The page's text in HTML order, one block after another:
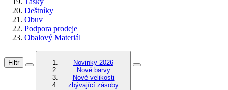
Deštníky
Obuv
Podpora prodeje
Obalový Materiál
Filtr
Novinky 2026
Nové barvy
Nové velikosti
zbývající zásoby